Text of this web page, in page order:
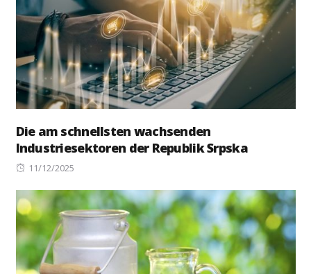
Die am schnellsten wachsenden
Industriesektoren der Republik Srpska
Posted
11/12/2025